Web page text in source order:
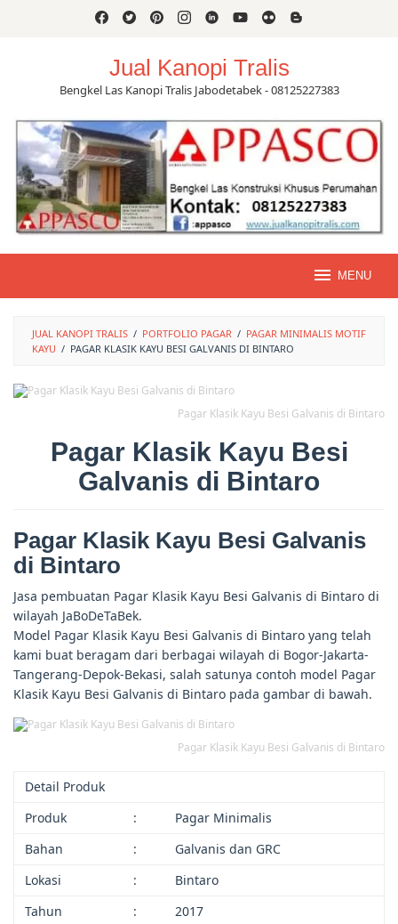
Jual Kanopi Tralis
Bengkel Las Kanopi Tralis Jabodetabek - 08125227383
MENU
JUAL KANOPI TRALIS / PORTFOLIO PAGAR / PAGAR MINIMALIS MOTIF
KAYU / PAGAR KLASIK KAYU BESI GALVANIS DI BINTARO
Pagar Klasik Kayu Besi Galvanis di Bintaro
Pagar Klasik Kayu Besi
Galvanis di Bintaro
Pagar Klasik Kayu Besi Galvanis
di Bintaro
Jasa pembuatan Pagar Klasik Kayu Besi Galvanis di Bintaro di
wilayah JaBoDeTaBek.
Model Pagar Klasik Kayu Besi Galvanis di Bintaro yang telah
kami buat beragam dari berbagai wilayah di Bogor-Jakarta-
Tangerang-Depok-Bekasi, salah satunya contoh model Pagar
Klasik Kayu Besi Galvanis di Bintaro pada gambar di bawah.
Pagar Klasik Kayu Besi Galvanis di Bintaro
Detail Produk
Produk
:
Pagar Minimalis
Bahan
:
Galvanis dan GRC
Lokasi
:
Bintaro
Tahun
:
2017